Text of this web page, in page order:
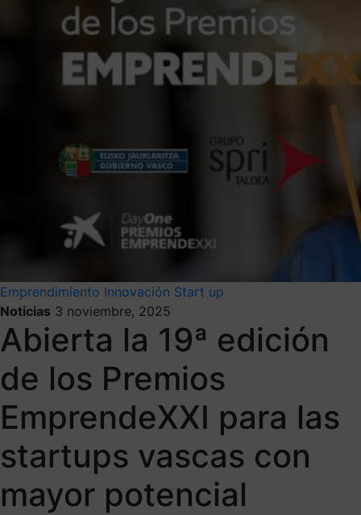
Emprendimiento Innovación Start up
Noticias 3 noviembre, 2025
Abierta la 19ª edición
de los Premios
EmprendeXXI para las
startups vascas con
mayor potencial